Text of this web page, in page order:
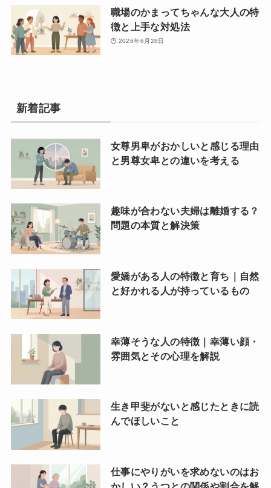
職場のかまってちゃんな大人の特
徴と上手な対処法
2026年6月28日
新着記事
女尊男卑がおかしいと感じる理由
と男尊女卑との違いを考える
趣味が合わない夫婦は離婚する？
問題の本質と解決策
愛嬌がある人の特徴と育ち｜自然
と好かれる人が持っているもの
幸薄そうな人の特徴｜幸薄い顔・
雰囲気とその心理を解説
生き甲斐がないと感じたときに読
んでほしいこと
仕事にやりがいを求めないのはお